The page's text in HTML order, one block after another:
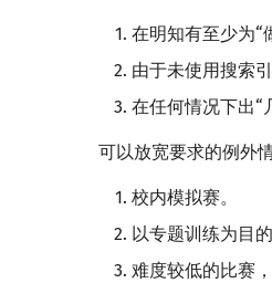
在明知有至少为“
由于未使用搜索
在任何情况下出“
可以放宽要求的例外
校内模拟赛。
以专题训练为目
难度较低的比赛